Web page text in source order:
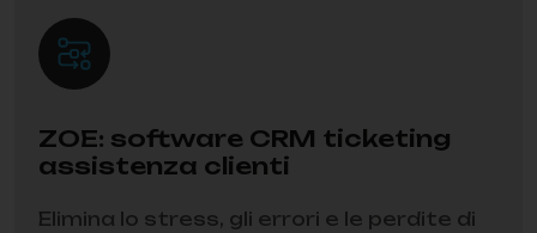
ZOE: software CRM ticketing
assistenza clienti
Elimina lo stress, gli errori e le perdite di